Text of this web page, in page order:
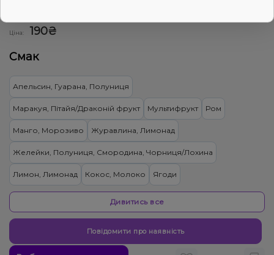
Ціна:
190₴
Смак
Апельсин, Гуарана, Полуниця
Маракуя, Пітайя/Драконій фрукт Мультифрукт Ром
Манго, Морозиво Журавлина, Лимонад
Желейки, Полуниця, Смородина, Чорниця/Лохина
Лимон, Лимонад Кокос, Молоко Ягоди
Виноград, Желейки Ківі, Лимонад Ананас, Цукерки
Дивитись все
Повідомити про наявність